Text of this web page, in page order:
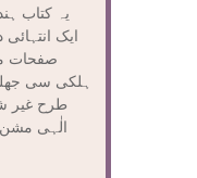
یہ کتاب
ایک
صفحات
ہلکی سی
طرح غیر
الٰہی